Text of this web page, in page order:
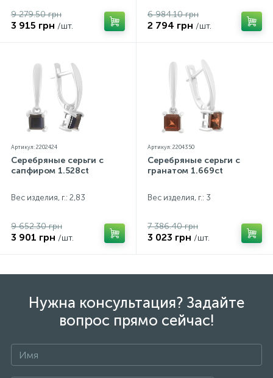
9 279.50 грн
3 915 грн /шт.
6 984.10 грн
2 794 грн /шт.
Артикул: 2202424
Серебряные серьги с
сапфиром 1.528ct
Вес изделия, г.: 2,83
9 652.30 грн
3 901 грн /шт.
Артикул: 2204350
Серебряные серьги с
гранатом 1.669ct
Вес изделия, г.: 3
7 386.40 грн
3 023 грн /шт.
Нужна консультация? Задайте
вопрос прямо сейчас!